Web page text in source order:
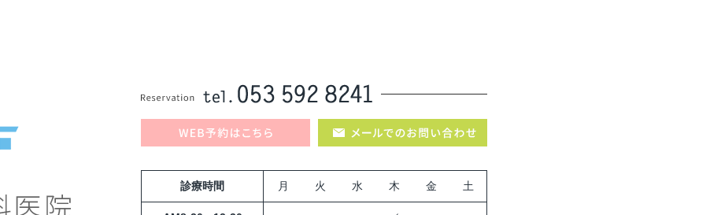
診療時間 月 火 水 木 金 土